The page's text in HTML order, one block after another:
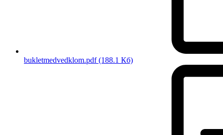
bukletmedvedklom.pdf(188.1 Кб)